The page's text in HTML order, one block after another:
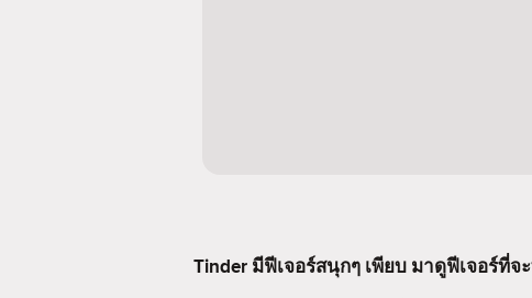
Tinder มีฟีเจอร์สนุกๆ เพียบ มาดูฟีเจอร์ที่